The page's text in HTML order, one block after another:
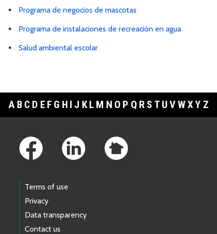
Programa de negocios de mascotas
Programa de instalaciones de recreación en agua
Salud ambiental escolar
A B C D E F G H I J K L M N O P Q R S T U V WXY Z
Terms of use
Privacy
Data transparency
Contact us